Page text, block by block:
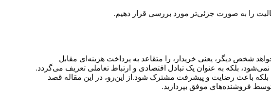
را به صورت جزئی‌تر مورد بررسی قرار دهیم.
شخص دیگر، یعنی خریدار، را متقاعد به پرداخت هزینه‌ای مقابل
بلکه به عنوان یک تبادل اقتصادی و ارتباط تعاملی تعریف می‌گردد.
بلکه باعث رضایت و پیشرفت مشترک شود.از این‌رو، در این مقاله قصد
توسط فروشنده‌های موفق بپردازید.